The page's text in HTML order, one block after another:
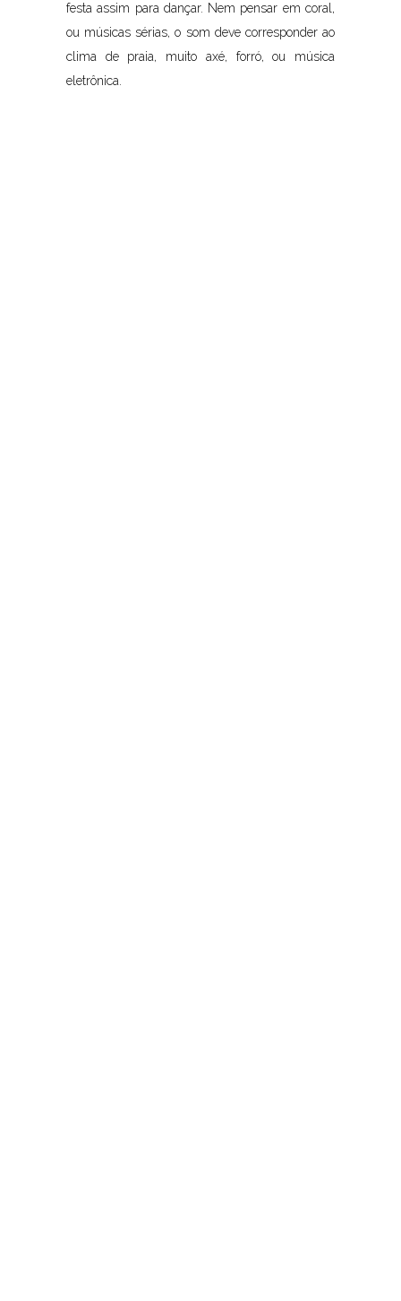
festa assim para dançar. Nem pensar em coral,
ou músicas sérias, o som deve corresponder ao
clima de praia, muito axé, forró, ou música
eletrônica.